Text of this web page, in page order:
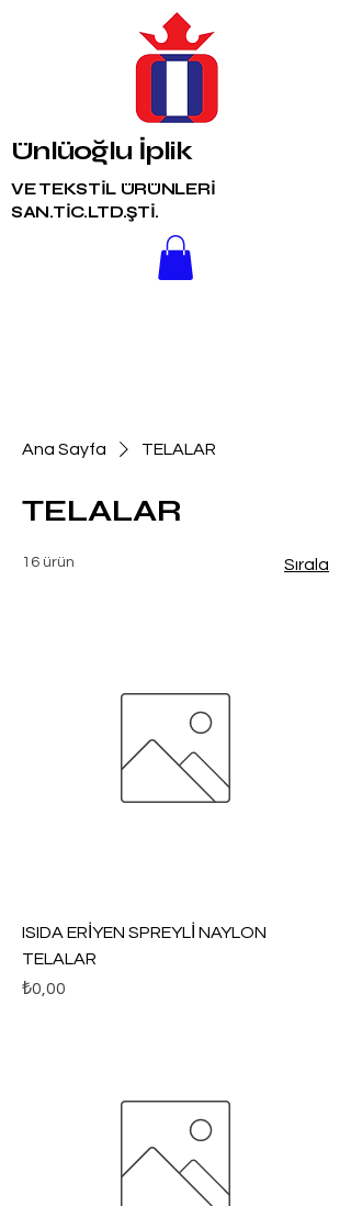
Ünlüoğlu İplik
VE TEKSTİL ÜRÜNLERİ
SAN.TİC.LTD.ŞTİ.
Ana Sayfa TELALAR
TELALAR
16 ürün Sırala
ISIDA ERİYEN SPREYLİ NAYLON
TELALAR
Fiyat
₺0,00